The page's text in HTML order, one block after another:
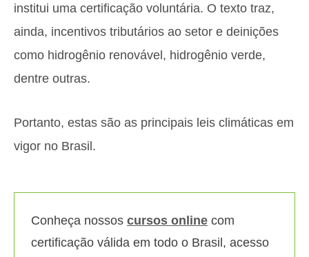
institui uma certificação voluntária. O texto traz,
ainda, incentivos tributários ao setor e deinições
como hidrogênio renovável, hidrogênio verde,
dentre outras.
Portanto, estas são as principais leis climáticas em
vigor no Brasil.
Conheça nossos cursos online com
certificação válida em todo o Brasil, acesso